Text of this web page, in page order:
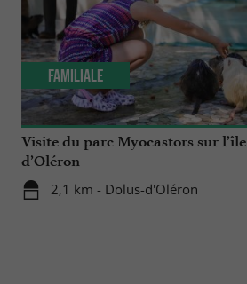
Visite du parc Myocastors sur l’île
d’Oléron
2,1 km - Dolus-d'Oléron
Familiale